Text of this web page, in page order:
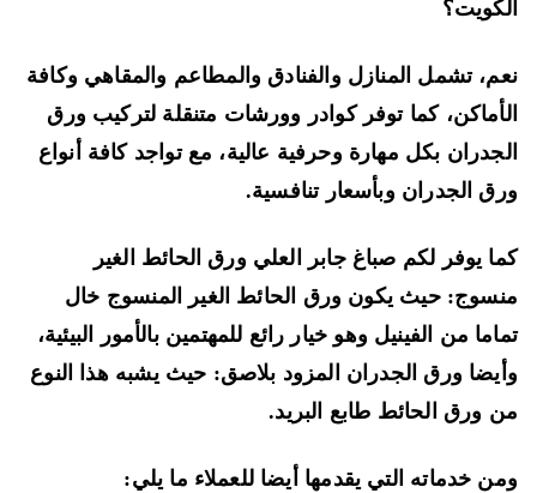
تشمل المنازل والفنادق والمطاعم والمقاهي وكافة
كما توفر كوادر وورشات متنقلة لتركيب ورق
بكل مهارة وحرفية عالية، مع تواجد كافة أنواع
الجدران وبأسعار تنافسية.
يوفر لكم صباغ جابر العلي ورق الحائط الغير
حيث يكون ورق الحائط الغير المنسوج خال
من الفينيل وهو خيار رائع للمهتمين بالأمور البيئية،
ورق الجدران المزود بلاصق: حيث يشبه هذا النوع
ورق الحائط طابع البريد.
خدماته التي يقدمها أيضا للعملاء ما يلي: